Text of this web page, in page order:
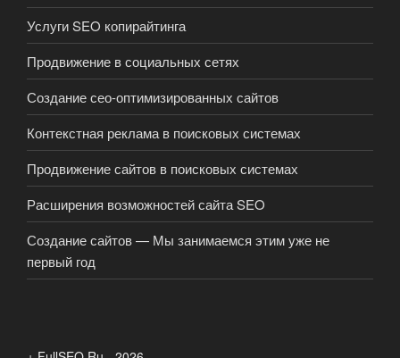
Услуги SEO копирайтинга
Продвижение в социальных сетях
Создание сео-оптимизированных сайтов
Контекстная реклама в поисковых системах
Продвижение сайтов в поисковых системах
Расширения возможностей сайта SEO
Создание сайтов — Мы занимаемся этим уже не
первый год